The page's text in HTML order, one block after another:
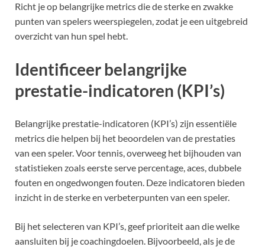
Richt je op belangrijke metrics die de sterke en zwakke
punten van spelers weerspiegelen, zodat je een uitgebreid
overzicht van hun spel hebt.
Identificeer belangrijke
prestatie-indicatoren (KPI’s)
Belangrijke prestatie-indicatoren (KPI’s) zijn essentiële
metrics die helpen bij het beoordelen van de prestaties
van een speler. Voor tennis, overweeg het bijhouden van
statistieken zoals eerste serve percentage, aces, dubbele
fouten en ongedwongen fouten. Deze indicatoren bieden
inzicht in de sterke en verbeterpunten van een speler.
Bij het selecteren van KPI’s, geef prioriteit aan die welke
aansluiten bij je coachingdoelen. Bijvoorbeeld, als je de